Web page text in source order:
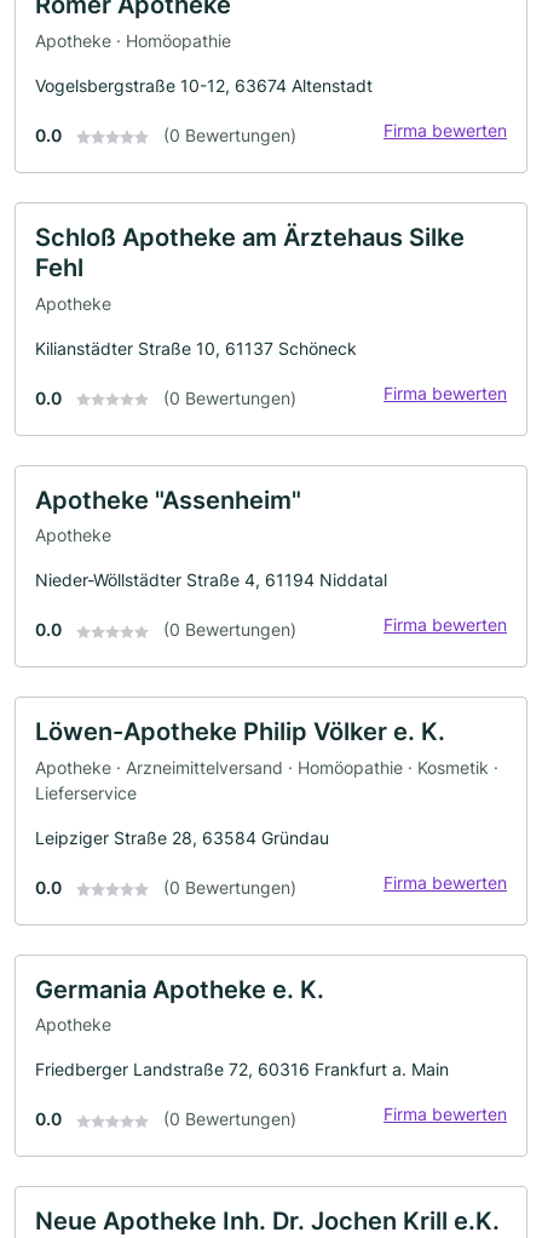
Apotheke · Homöopathie
Vogelsbergstraße 10-12, 63674 Altenstadt
0.0 (0 Bewertungen) Firma bewerten
Schloß Apotheke am Ärztehaus Silke
Fehl
Apotheke
Kilianstädter Straße 10, 61137 Schöneck
0.0 (0 Bewertungen) Firma bewerten
Apotheke "Assenheim"
Apotheke
Nieder-Wöllstädter Straße 4, 61194 Niddatal
0.0 (0 Bewertungen) Firma bewerten
Löwen-Apotheke Philip Völker e. K.
Apotheke · Arzneimittelversand · Homöopathie · Kosmetik ·
Lieferservice
Leipziger Straße 28, 63584 Gründau
0.0 (0 Bewertungen) Firma bewerten
Germania Apotheke e. K.
Apotheke
Friedberger Landstraße 72, 60316 Frankfurt a. Main
0.0 (0 Bewertungen) Firma bewerten
Neue Apotheke Inh. Dr. Jochen Krill e.K.